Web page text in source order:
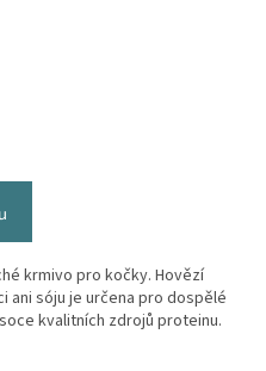
krmivo pro kočky. Hovězí
ani sóju je určena pro dospělé
kvalitních zdrojů proteinu.